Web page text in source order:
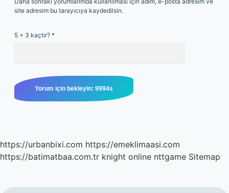
site adresim bu tarayıcıya kaydedilsin.
5 + 3 kaçtır? *
https://urbanbixi.com https://emeklimaasi.com
https://batimatbaa.com.tr knight online nttgame Sitemap